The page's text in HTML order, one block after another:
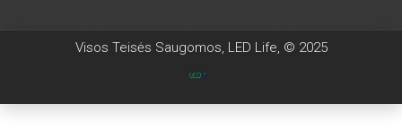
Visos Teisės Saugomos, LED Life, © 2025